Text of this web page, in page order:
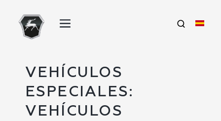
VEHÍCULOS
ESPECIALES:
VEHÍCULOS